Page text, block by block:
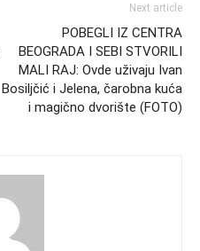
Next article
POBEGLI IZ CENTRA
BEOGRADA I SEBI STVORILI
MALI RAJ: Ovde uživaju Ivan
Bosiljčić i Jelena, čarobna kuća
i magično dvorište (FOTO)